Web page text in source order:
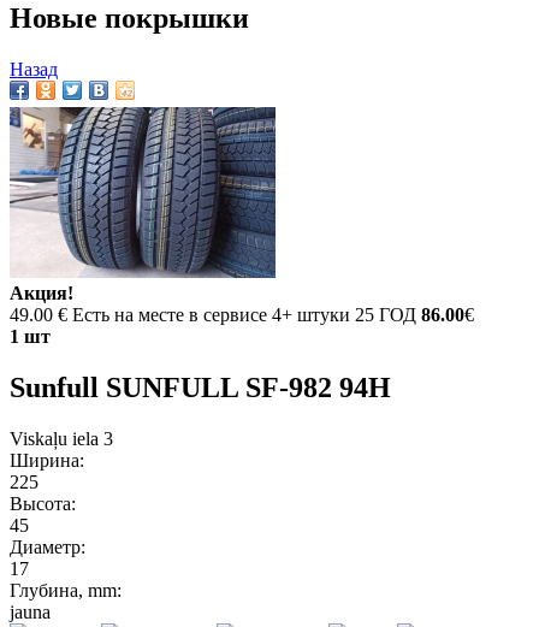
Новые покрышки
Назад
Акция!
49.00 € Есть на месте в сервисе 4+ штуки 25 ГОД 86.00€
1 шт
Sunfull SUNFULL SF-982 94H
Viskaļu iela 3
Ширина:
225
Высота:
45
Диаметр:
17
Глубина, mm:
jauna